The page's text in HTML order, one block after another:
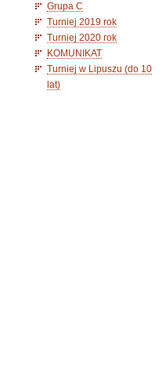
Grupa C
Turniej 2019 rok
Turniej 2020 rok
KOMUNIKAT
Turniej w Lipuszu (do 10
lat)